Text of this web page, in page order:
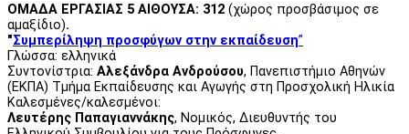
ΟΜΑΔΑ ΕΡΓΑΣΙΑΣ 5 ΑΙΘΟΥΣΑ: 312 (χώρος προσβάσιμος σε
αμαξίδιο).
"Συμπερίληψη προσφύγων στην εκπαίδευση”
Γλώσσα: ελληνικά
Συντονίστρια: Αλεξάνδρα Ανδρούσου, Πανεπιστήμιο Αθηνών
(ΕΚΠΑ) Τμήμα Εκπαίδευσης και Αγωγής στη Προσχολική Ηλικία
Καλεσμένες/καλεσμένοι:
Λευτέρης Παπαγιαννάκης, Νομικός, Διευθυντής του